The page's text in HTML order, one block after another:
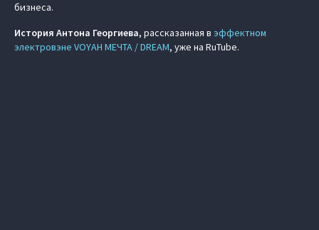
бизнеса.
История Антона Георгиева, рассказанная в эффектном
электровэне VOYAH МЕЧТА / DREAM, уже на RuTube.